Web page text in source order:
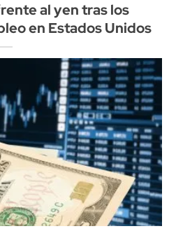
al yen tras los
en Estados Unidos